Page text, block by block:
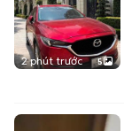
2 phút trước 5